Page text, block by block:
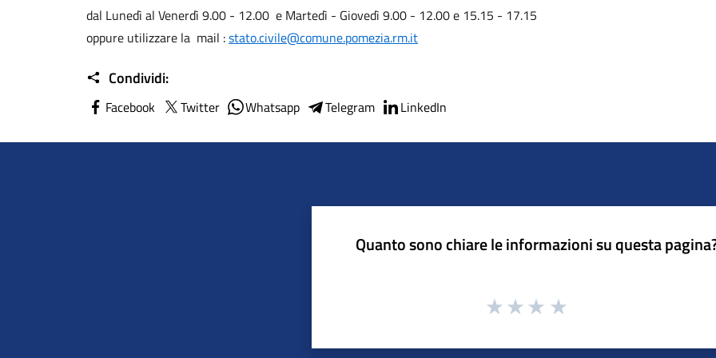
dal Lunedì al Venerdì 9.00 - 12.00 e Martedì - Giovedì 9.00 - 12.00 e 15.15 - 17.15
oppure utilizzare la mail :stato.civile@comune.pomezia.rm.it
Condividi:
Facebook Twitter Whatsapp Telegram LinkedIn
Quanto sono chiare le informazioni su questa